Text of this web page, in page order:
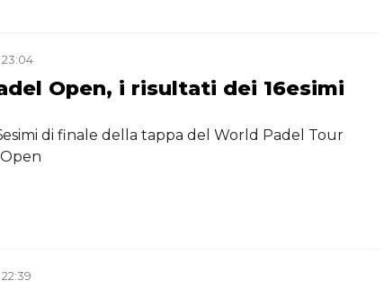
23:04
Open, i risultati dei 16esimi
di finale della tappa del World Padel Tour